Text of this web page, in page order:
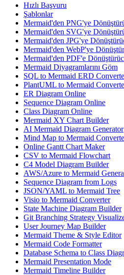
Hızlı Başvuru
Şablonlar
Mermaid'den PNG'ye
Mermaid'den SVG'ye
Mermaid'den JPG'ye
Mermaid'den WebP'ye
Mermaid'den PDF'e
Mermaid Diyagramlarını Göm
SQL to Mermaid ERD
PlantUML to Mermaid
ER Diagram Online
Sequence Diagram Online
Class Diagram Online
Mermaid XY Chart Builder
AI Mermaid Diagram Generator
Mind Map to Mermaid
Online Gantt Chart Maker
CSV to Mermaid Flowchart
C4 Model Diagram Builder
AWS/Azure to Mermaid
Sequence Diagram from Logs
JSON/YAML to Mermaid Tree
Visio to Mermaid Converter
State Machine Diagram Builder
Git Branching Strategy
User Journey Map Builder
Mermaid Theme & Style Editor
Mermaid Code Formatter
Database Schema to Class
Mermaid Presentation Mode
Mermaid Timeline Builder